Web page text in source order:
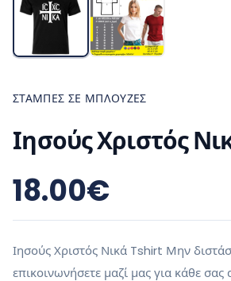
ΣΤΆΜΠΕΣ ΣΕ ΜΠΛΟΎΖΕΣ
Ιησούς Χριστός
18.00€
Ιησούς Χριστός Νικά Tshirt Μην
επικοινωνήσετε μαζί μας για κάθε